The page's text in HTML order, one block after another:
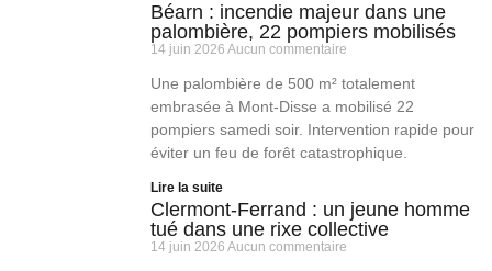
Béarn : incendie majeur dans une
palombière, 22 pompiers mobilisés
14 juin 2026 Aucun commentaire
Une palombière de 500 m² totalement
embrasée à Mont-Disse a mobilisé 22
pompiers samedi soir. Intervention rapide pour
éviter un feu de forêt catastrophique.
Lire la suite
Clermont-Ferrand : un jeune homme
tué dans une rixe collective
14 juin 2026 Aucun commentaire